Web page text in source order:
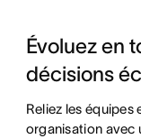
Évoluez en
décisions
Reliez les équipes
organisation avec